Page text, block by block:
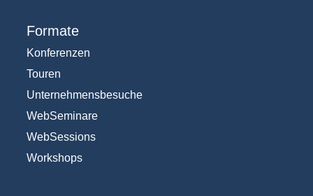
Formate
Konferenzen
Touren
Unternehmensbesuche
WebSeminare
WebSessions
Workshops